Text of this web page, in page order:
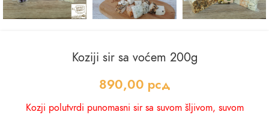
Koziji sir sa voćem 200g
890,00 рсд
Kozji polutvrdi punomasni sir sa suvom šljivom, suvom